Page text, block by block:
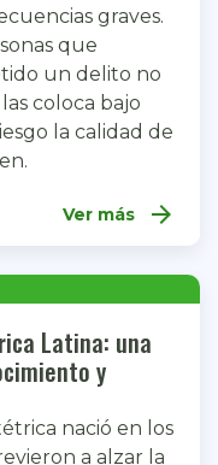
graves.
que
un delito no
coloca bajo
la calidad de
Ver más arrow_forward
Latina: una
y
nació en los
a alzar la